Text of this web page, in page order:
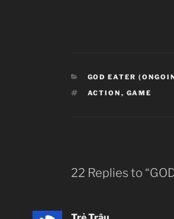
CATEGORIES
GOD EATER
TAGS
ACTION , GAME
22 Replies to